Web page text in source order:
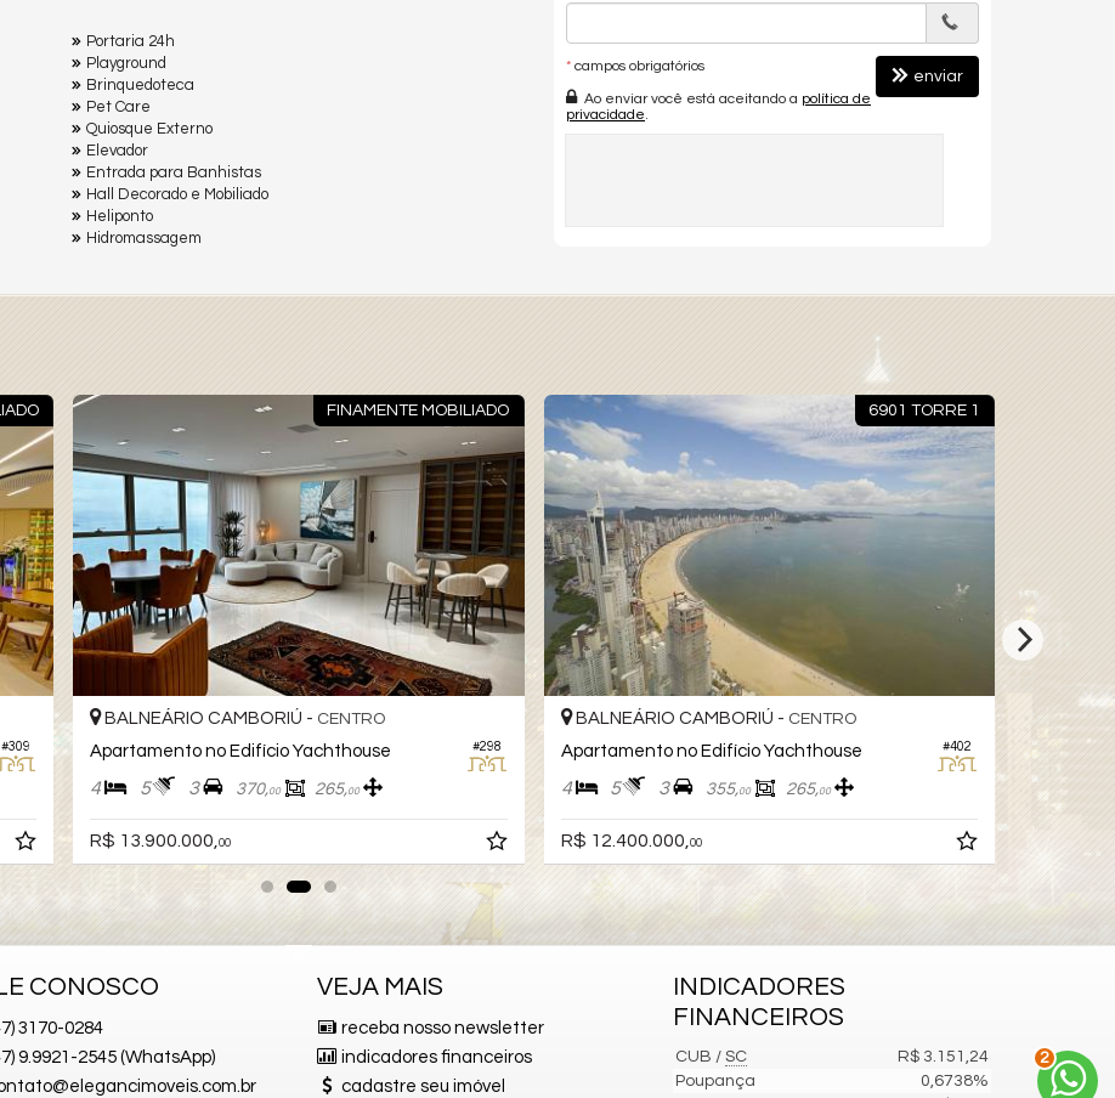
Portaria 24h
Playground
Brinquedoteca
Pet Care
Quiosque Externo
Elevador
Entrada para Banhistas
Hall Decorado e Mobiliado
Heliponto
Hidromassagem
* campos obrigatórios
Ao enviar você está aceitando a política de
privacidade
enviar
#309
FINAMENTE MOBILIADO
#298
BALNEÁRIO CAMBORIÚ - CENTRO
Apartamento no Edifício Yachthouse
4 5 3 370,00 265,00
R$ 13.900.000,00
6901 TORRE 1
#402
BALNEÁRIO CAMBORIÚ - CENTRO
Apartamento no Edifício Yachthouse
4 5 3 355,00 265,00
R$ 12.400.000, 00
4
CONOSCO
3170-0284
9.9921-2545 (WhatsApp)
VEJA MAIS
receba nosso newsletter
indicadores financeiros
cadastre seu imóvel
INDICADORES
FINANCEIROS
CUB / SC
R$ 3.151,24
Poupança
0,6738%
2